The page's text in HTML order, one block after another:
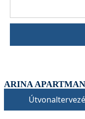
ARINA